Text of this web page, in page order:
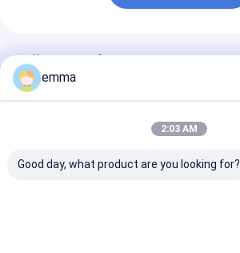
推薦されたプロダクト
emma
2:03 AM
Good day, what product are you looking for?